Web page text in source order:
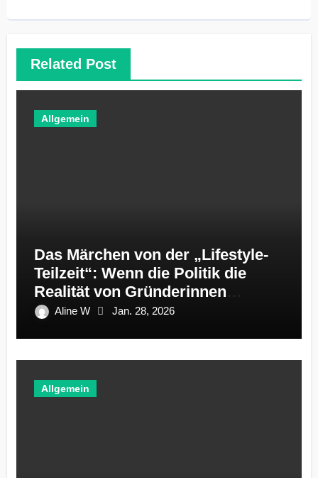
Related Post
Allgemein
Das Märchen von der „Lifestyle-
Teilzeit“: Wenn die Politik die
Realität von Gründerinnen
ignoriert
Aline W Jan. 28, 2026
Allgemein